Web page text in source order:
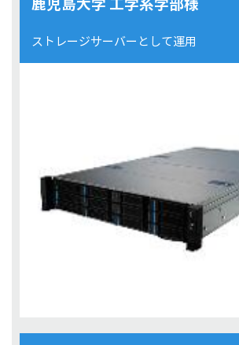
鹿児島大学 工学系学部様
ストレージサーバーとして運用